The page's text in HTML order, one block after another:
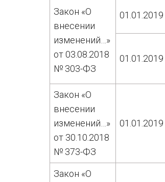
Закон «О
внесении
изменений…»
от 03.08.2018
№ 303-ФЗ
01.01.2019
01.01.2019
Закон «О
внесении
изменений…»
от 30.10.2018
№ 373-ФЗ
01.01.2019
Закон «О